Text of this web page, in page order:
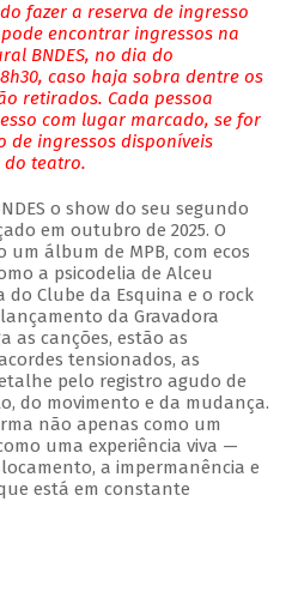
fazer a reserva de ingresso
encontrar ingressos na
BNDES, no dia do
caso haja sobra dentre os
retirados. Cada pessoa
com lugar marcado, se for
de ingressos disponíveis
teatro.
o show do seu segundo
em outubro de 2025. O
álbum de MPB, com ecos
a psicodelia de Alceu
do Clube da Esquina e o rock
da Gravadora
as canções, estão as
tensionados, as
pelo registro agudo de
do movimento e da mudança.
não apenas como um
uma experiência viva —
a impermanência e
está em constante